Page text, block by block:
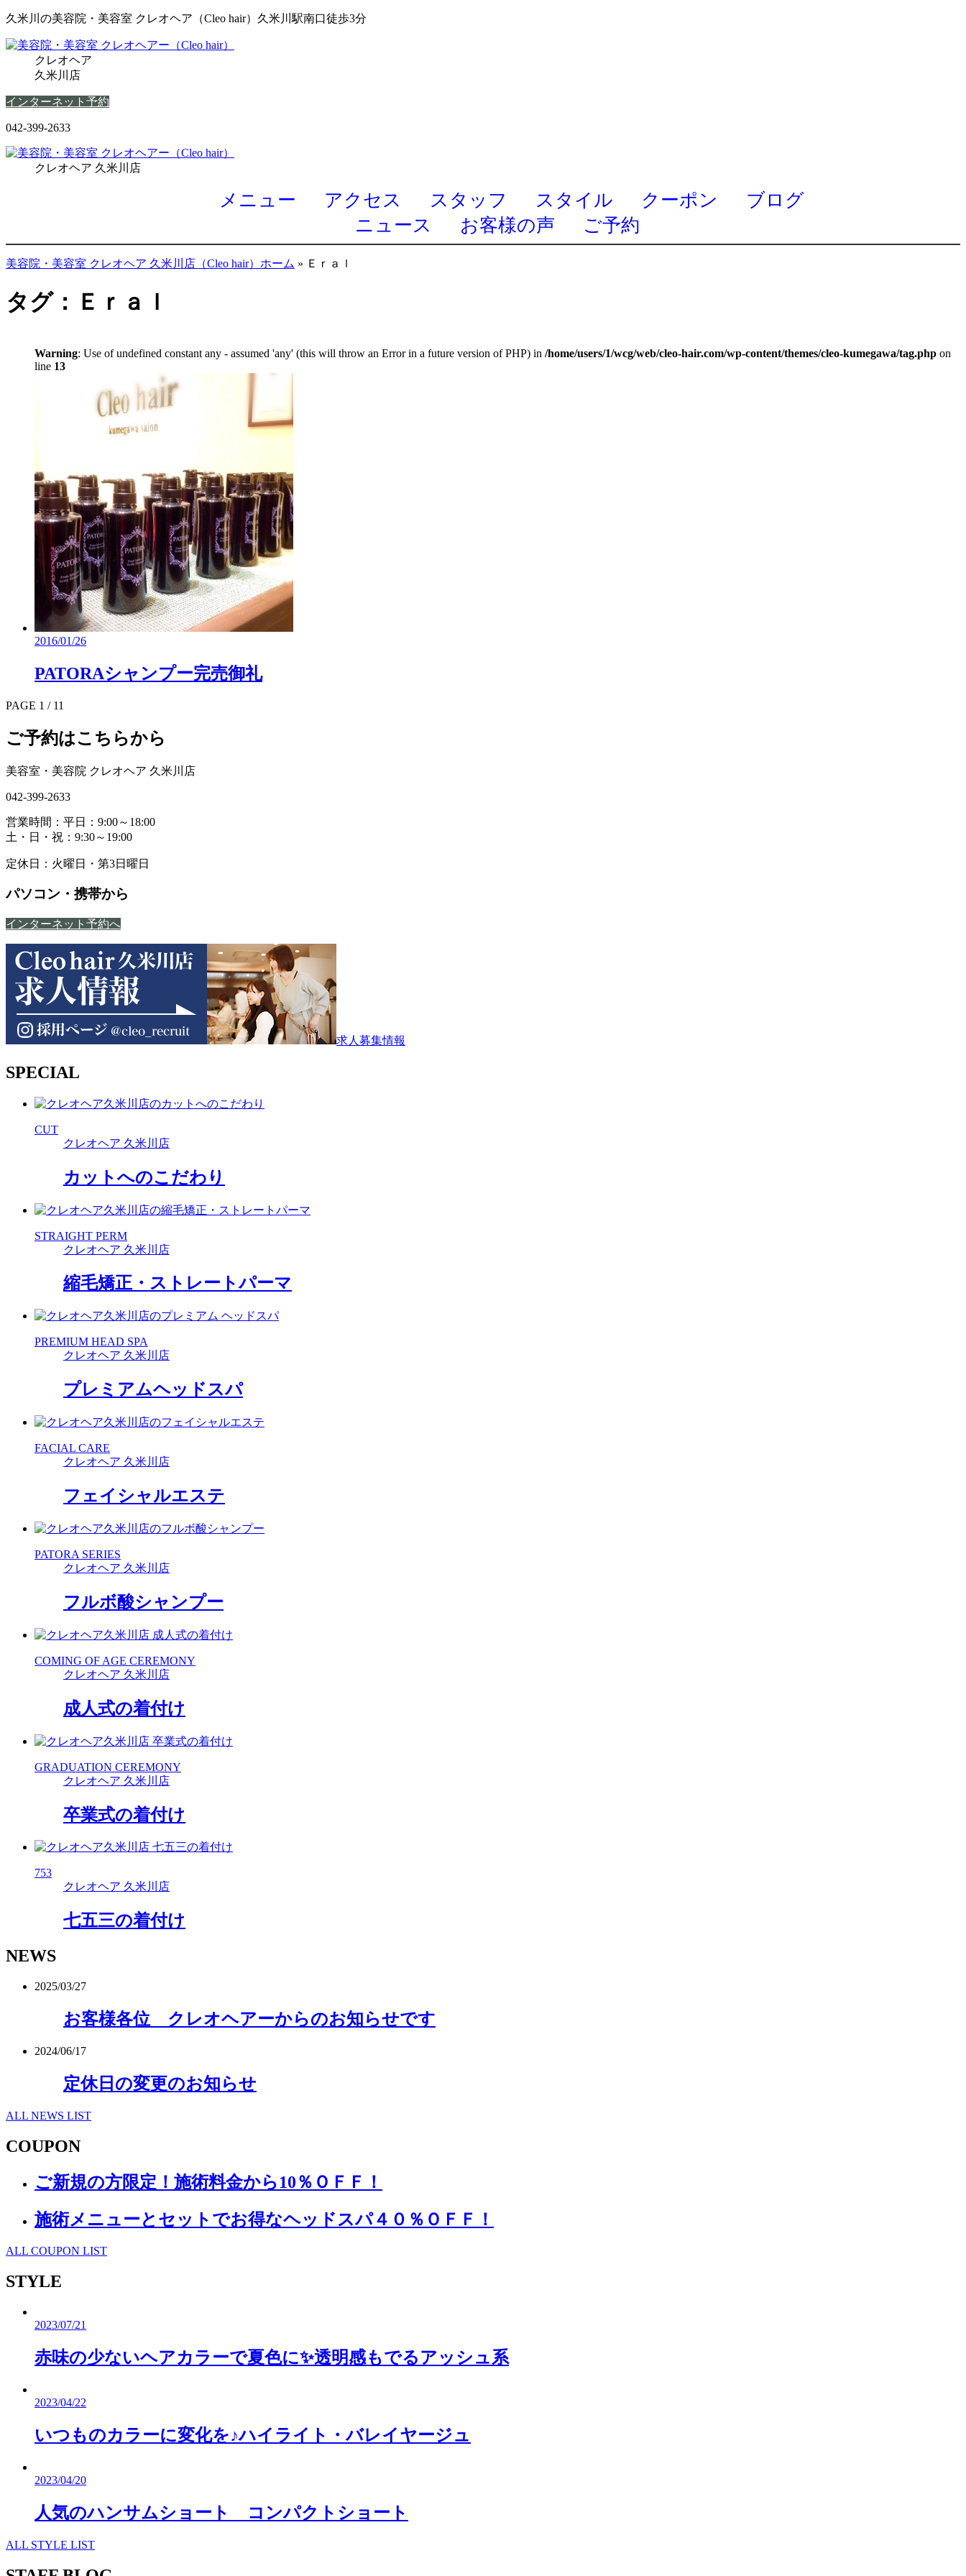
久米川の美容院・美容室 クレオヘア（Cleo hair）久米川駅南口徒歩3分
クレオヘア
久米川店
インターネット予約
042-399-2633
クレオヘア 久米川店
メニュー アクセス スタッフ スタイル クーポン
ブログ
ニュース
お客様の声 ご予約
美容院・美容室 クレオヘア 久米川店（Cleo hair）ホーム » Ｅｒａｌ
タグ：Ｅｒａｌ
Warning: Use of undefined constant any - assumed 'any' (this will throw an Error in a future version of PHP) in /home/users/1/wcg/web/cleo-hair.com/wp-content/themes/cleo-kumegawa/tag.php on
line 13
2016/01/26
PATORAシャンプー完売御礼
PAGE 1 / 11
ご予約はこちらから
美容室・美容院 クレオヘア 久米川店
042-399-2633
営業時間：平日：9:00～18:00
土・日・祝：9:30～19:00
定休日：火曜日・第3日曜日
パソコン・携帯から
インターネット予約へ
求人募集情報
SPECIAL
CUT
クレオヘア 久米川店
カットへのこだわり
STRAIGHT PERM
クレオヘア 久米川店
縮毛矯正・ストレートパーマ
PREMIUM HEAD SPA
クレオヘア 久米川店
プレミアムヘッドスパ
FACIAL CARE
クレオヘア 久米川店
フェイシャルエステ
PATORA SERIES
クレオヘア 久米川店
フルボ酸シャンプー
COMING OF AGE CEREMONY
クレオヘア 久米川店
成人式の着付け
GRADUATION CEREMONY
クレオヘア 久米川店
卒業式の着付け
753
クレオヘア 久米川店
七五三の着付け
NEWS
2025/03/27
お客様各位 クレオヘアーからのお知らせです
2024/06/17
定休日の変更のお知らせ
ALL NEWS LIST
COUPON
ご新規の方限定！施術料金から10％ＯＦＦ！
施術メニューとセットでお得なヘッドスパ４０％ＯＦＦ！
ALL COUPON LIST
STYLE
2023/07/21
赤味の少ないヘアカラーで夏色に✨透明感もでるアッシュ系
2023/04/22
いつものカラーに変化を♪ハイライト・バレイヤージュ
2023/04/20
人気のハンサムショート コンパクトショート
ALL STYLE LIST